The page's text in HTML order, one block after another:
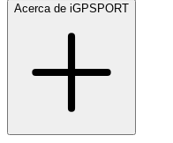
Acerca de iGPSPORT